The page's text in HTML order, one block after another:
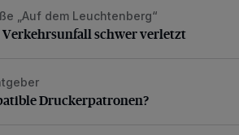
schwer verletzt
„Auf dem Leuchtenberg“
schwer verletzt
Druckerpatronen?
Druckerpatronen?